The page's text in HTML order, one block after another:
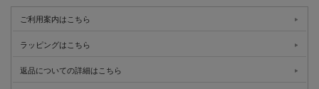
ご利用案内はこちら
ラッピングはこちら
返品についての詳細はこちら